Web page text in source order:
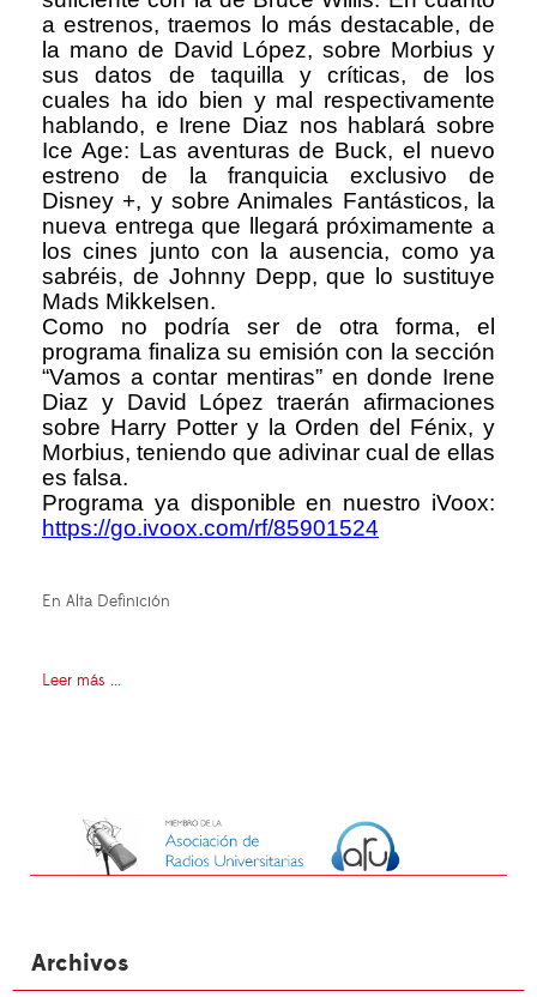
a estrenos, traemos lo más destacable, de
la mano de David López, sobre Morbius y
sus datos de taquilla y críticas, de los
cuales ha ido bien y mal respectivamente
hablando, e Irene Diaz nos hablará sobre
Ice Age: Las aventuras de Buck, el nuevo
estreno de la franquicia exclusivo de
Disney +, y sobre Animales Fantásticos, la
nueva entrega que llegará próximamente a
los cines junto con la ausencia, como ya
sabréis, de Johnny Depp, que lo sustituye
Mads Mikkelsen.
Como no podría ser de otra forma, el
programa finaliza su emisión con la sección
“Vamos a contar mentiras” en donde Irene
Diaz y David López traerán afirmaciones
sobre Harry Potter y la Orden del Fénix, y
Morbius, teniendo que adivinar cual de ellas
es falsa.
Programa ya disponible en nuestro iVoox:
https://go.ivoox.com/rf/85901524
En Alta Definición
Leer más ...
Archivos